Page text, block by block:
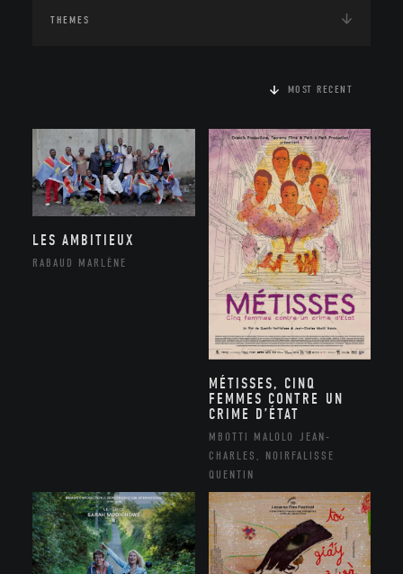
THEMES
MOST RECENT
LES AMBITIEUX
RABAUD MARLÈNE
MÉTISSES, CINQ
FEMMES CONTRE UN
CRIME D’ÉTAT
MBOTTI MALOLO JEAN-
CHARLES, NOIRFALISSE
QUENTIN